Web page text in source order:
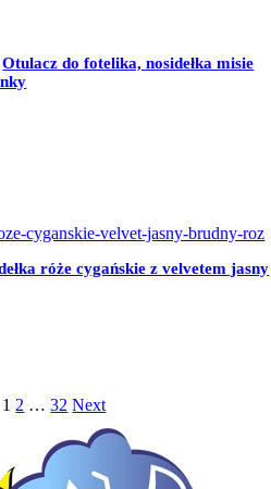
Otulacz do fotelika, nosidełka misie
róże cygańskie z velvetem jasny
1 2 … 32 Next